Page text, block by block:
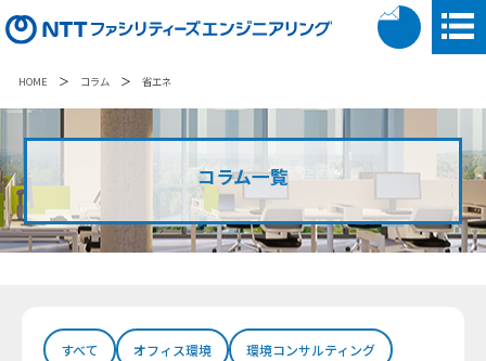
HOME ＞ コラム ＞ 省エネ
コラム一覧
すべて オフィス環境 環境コンサルティング